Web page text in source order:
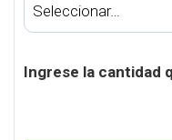
Ingrese la cantidad